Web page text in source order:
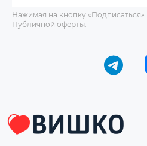
Нажимая на кнопку
Публичной оферты